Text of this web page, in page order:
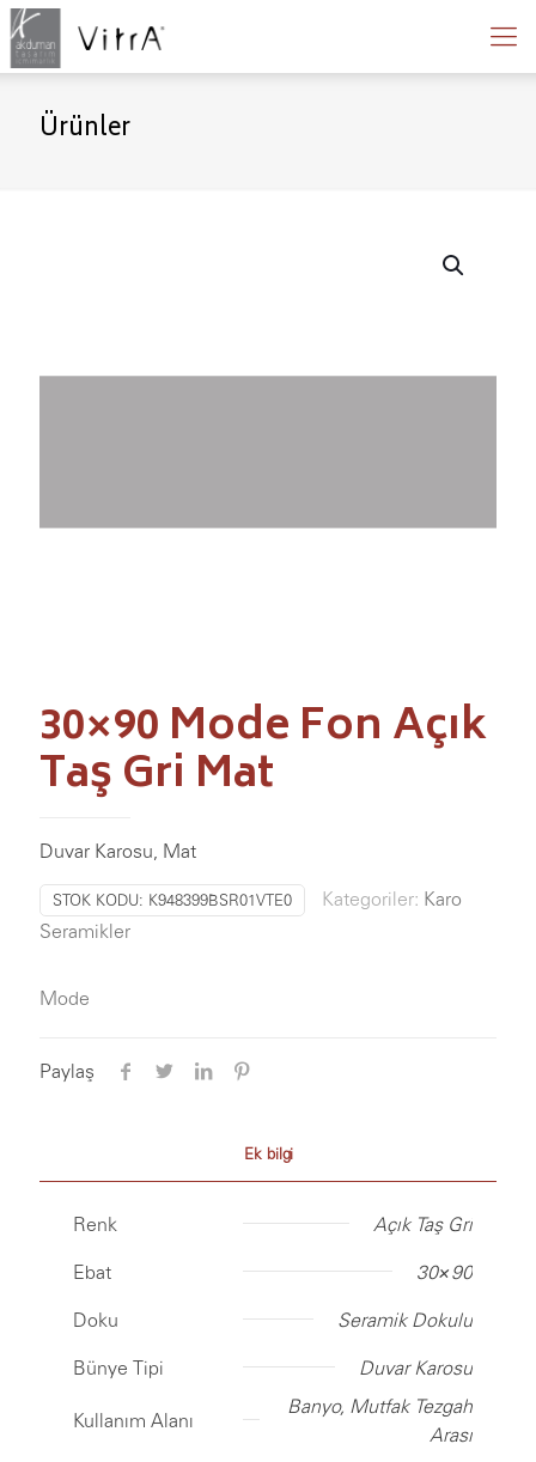
Ürünler
30×90 Mode Fon Açık
Taş Gri Mat
Duvar Karosu, Mat
STOK KODU: K948399BSR01VTE0 Kategoriler: Karo
Seramikler
Mode
Paylaş
Ek bilgi
Renk Açık Taş Gri
Ebat 30×90
Doku Seramik Dokulu
Bünye Tipi Duvar Karosu
Kullanım Alanı
Banyo, Mutfak Tezgah
Arası